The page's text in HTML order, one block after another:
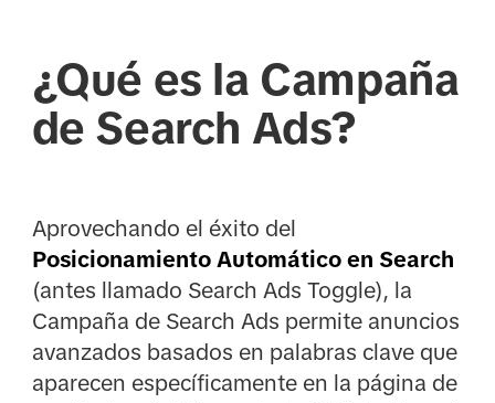
¿Qué es la Campaña
de Search Ads?
Aprovechando el éxito del
Posicionamiento Automático en Search
(antes llamado Search Ads Toggle), la
Campaña de Search Ads permite anuncios
avanzados basados en palabras clave que
aparecen específicamente en la página de